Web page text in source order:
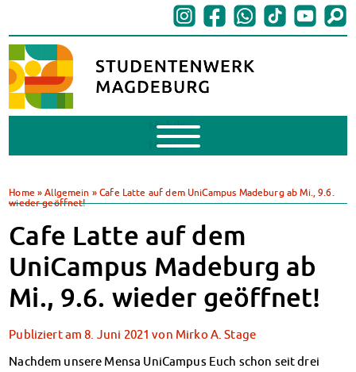
Mobile
Menu
BAföG beantragen
BAföG-FAQs
Dokumente
BAföG-Sprechstunden
Kredite & Stipendien
AnsprechpartnerInnen
Mensen & Cafeterien
Klimabewusst essen
Home »Allgemein »Cafe Latte auf dem UniCampus Madeburg ab Mi., 9.6.
wieder geöffnet!
Cafe Latte auf dem
UniCampus Madeburg ab
Mi., 9.6. wieder geöffnet!
Publiziert am 8. Juni 2021 von Mirko A. Stage
Nachdem unsere Mensa UniCampus Euch schon seit drei